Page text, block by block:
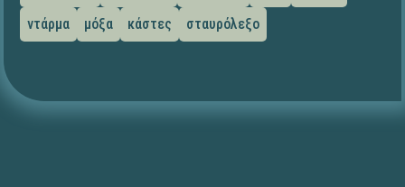
ντάρμα
μόξα κάστες σταυρόλεξο